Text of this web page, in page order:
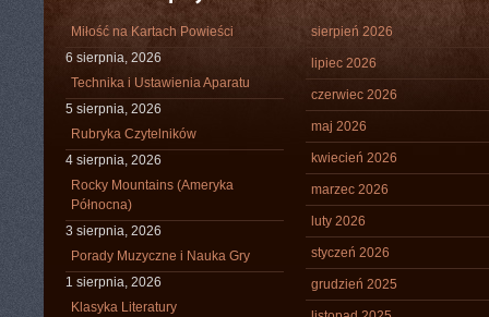
Miłość na Kartach Powieści
6 sierpnia, 2026
Technika i Ustawienia Aparatu
5 sierpnia, 2026
Rubryka Czytelników
4 sierpnia, 2026
Rocky Mountains (Ameryka
Północna)
3 sierpnia, 2026
Porady Muzyczne i Nauka Gry
1 sierpnia, 2026
Klasyka Literatury
sierpień 2026
lipiec 2026
czerwiec 2026
maj 2026
kwiecień 2026
marzec 2026
luty 2026
styczeń 2026
grudzień 2025